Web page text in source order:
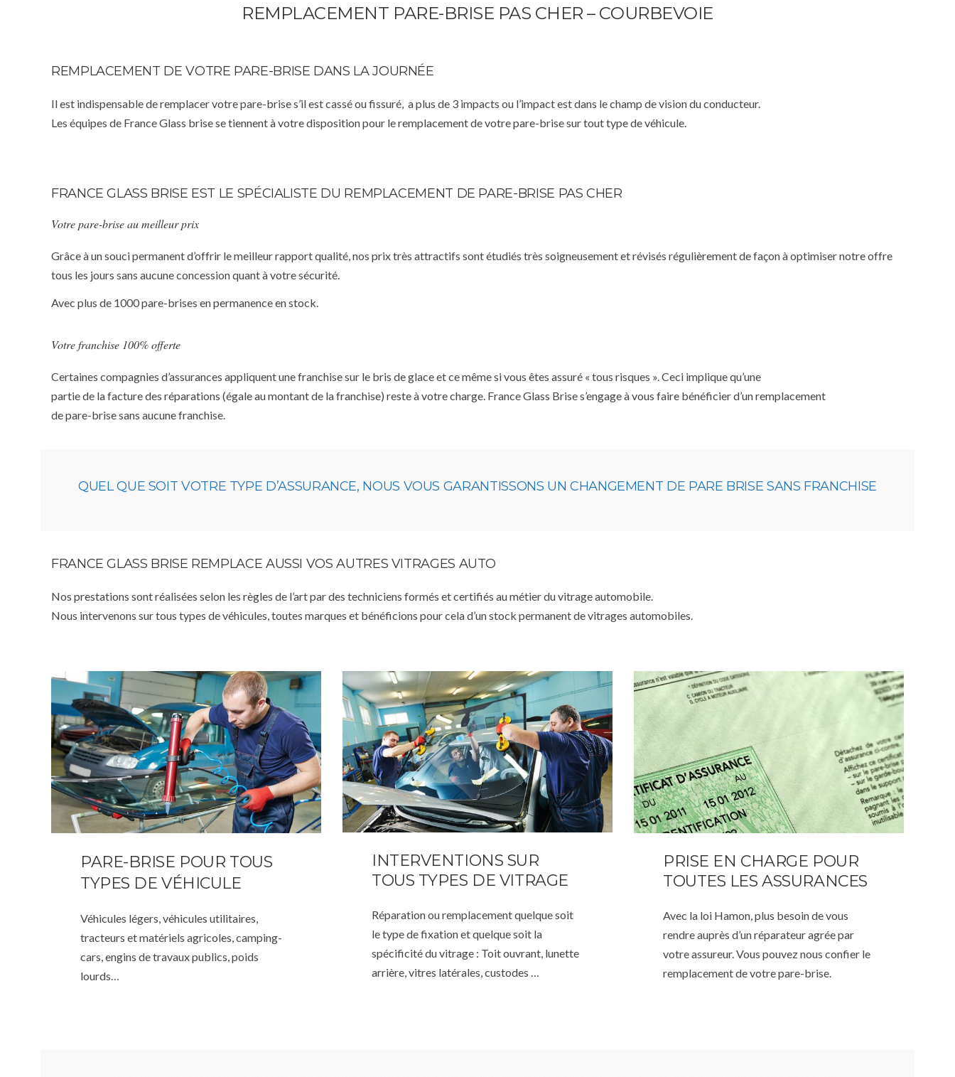
REMPLACEMENT PARE-BRISE PAS CHER – COURBEVOIE
REMPLACEMENT DE VOTRE PARE-BRISE DANS LA JOURNÉE
Il est indispensable de remplacer votre pare-brise s’il est cassé ou fissuré, a plus de 3 impacts ou l’impact est dans le champ de vision du conducteur.
Les équipes de France Glass brise se tiennent à votre disposition pour le remplacement de votre pare-brise sur tout type de véhicule.
FRANCE GLASS BRISE EST LE SPÉCIALISTE DU REMPLACEMENT DE PARE-BRISE PAS CHER
Votre pare-brise au meilleur prix
Grâce à un souci permanent d’offrir le meilleur rapport qualité, nos prix très attractifs sont étudiés très soigneusement et révisés régulièrement de façon à optimiser notre offre
tous les jours sans aucune concession quant à votre sécurité.
Avec plus de 1000 pare-brises en permanence en stock.
Votre franchise 100% offerte
Certaines compagnies d’assurances appliquent une franchise sur le bris de glace et ce même si vous êtes assuré « tous risques ». Ceci implique qu’une
partie de la facture des réparations (égale au montant de la franchise) reste à votre charge. France Glass Brise s’engage à vous faire bénéficier d’un remplacement
de pare-brise sans aucune franchise.
QUEL QUE SOIT VOTRE TYPE D’ASSURANCE, NOUS VOUS GARANTISSONS UN CHANGEMENT DE PARE BRISE SANS FRANCHISE
FRANCE GLASS BRISE REMPLACE AUSSI VOS AUTRES VITRAGES AUTO
Nos prestations sont réalisées selon les règles de l’art par des techniciens formés et certifiés au métier du vitrage automobile.
Nous intervenons sur tous types de véhicules, toutes marques et bénéficions pour cela d’un stock permanent de vitrages automobiles.
PARE-BRISE POUR TOUS
TYPES DE VÉHICULE
Véhicules légers, véhicules utilitaires,
tracteurs et matériels agricoles, camping-
cars, engins de travaux publics, poids
lourds…
INTERVENTIONS SUR
TOUS TYPES DE VITRAGE
Réparation ou remplacement quelque soit
le type de fixation et quelque soit la
spécificité du vitrage : Toit ouvrant, lunette
arrière, vitres latérales, custodes …
PRISE EN CHARGE POUR
TOUTES LES ASSURANCES
Avec la loi Hamon, plus besoin de vous
rendre auprès d’un réparateur agrée par
votre assureur. Vous pouvez nous confier le
remplacement de votre pare-brise.